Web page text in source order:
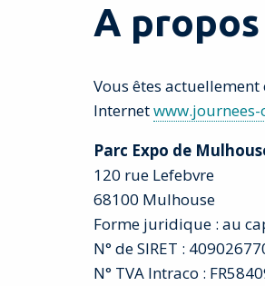
A
Vous êtes
Internet
Parc Expo de
120 rue Lefebvre
68100 Mulhouse
Forme juridique : au
N° de SIRET :
N° TVA Intraco :